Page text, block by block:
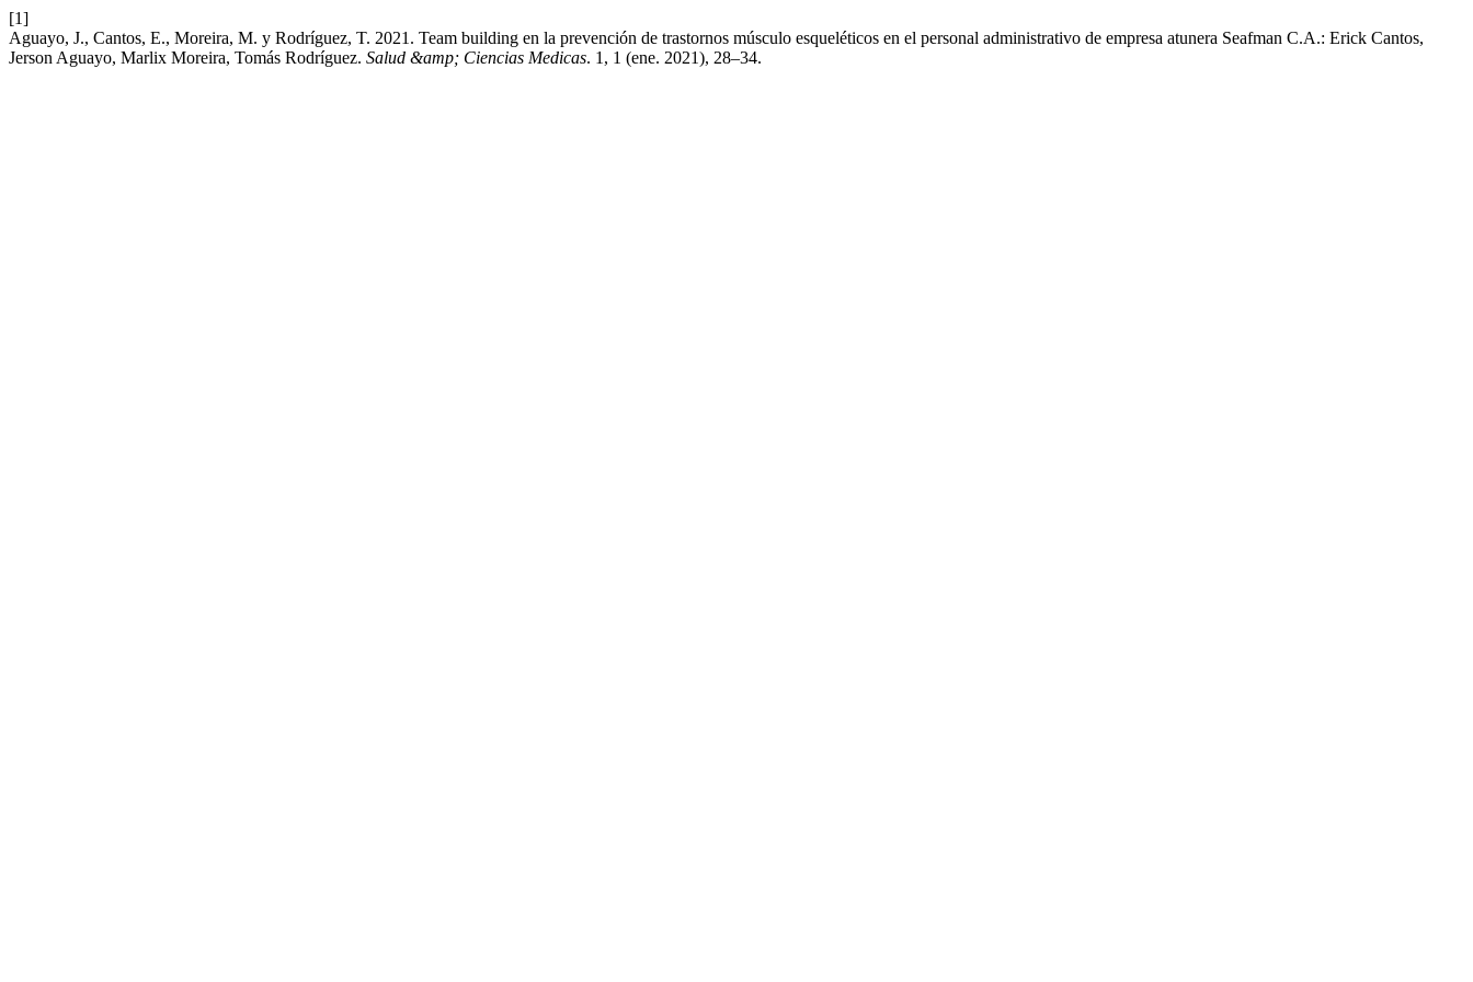
[1]
Aguayo, J., Cantos, E., Moreira, M. y Rodríguez, T. 2021. Team building en la prevención de trastornos músculo esqueléticos en el personal administrativo de empresa atunera Seafman C.A.: Erick Cantos,
Jerson Aguayo, Marlix Moreira, Tomás Rodríguez. Salud &amp; Ciencias Medicas. 1, 1 (ene. 2021), 28–34.